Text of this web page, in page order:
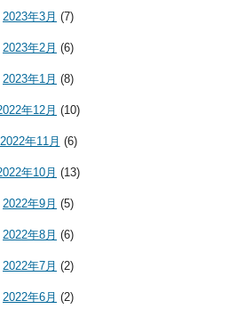
2023年3月 (7)
2023年2月 (6)
2023年1月 (8)
年12月 (10)
2022年11月 (6)
年10月 (13)
2022年9月 (5)
2022年8月 (6)
2022年7月 (2)
2022年6月 (2)